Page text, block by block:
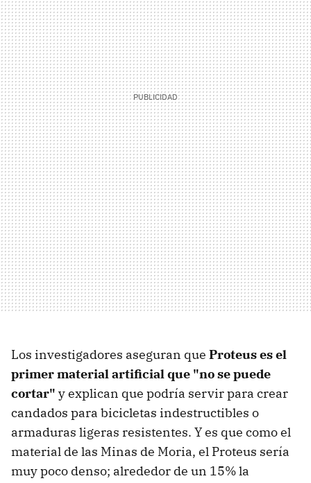
Los investigadores aseguran que Proteus es el
primer material artificial que "no se puede
cortar" y explican que podría servir para crear
candados para bicicletas indestructibles o
armaduras ligeras resistentes. Y es que como el
material de las Minas de Moria, el Proteus sería
muy poco denso; alrededor de un 15% la